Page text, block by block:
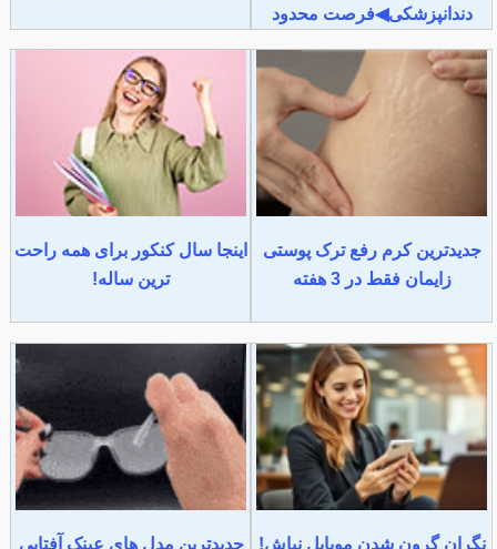
دندانپزشکی◀فرصت محدود
جدیدترین کرم رفع ترک پوستی
زایمان فقط در 3 هفته
اینجا سال کنکور برای همه راحت
ترین ساله!
نگران گرون شدن موبایل نباش! جدیدترین مدل های عینک آفتابی